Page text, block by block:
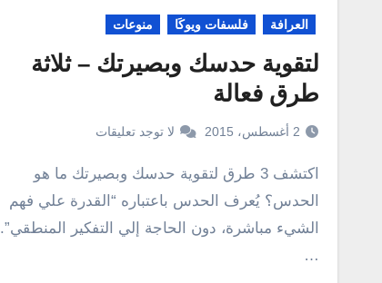
العرافة فلسفات ويوكَا منوعات
لتقوية حدسك وبصيرتك – ثلاثة
طرق فعالة
2 أغسطس، 2015 لا توجد تعليقات
اكتشف 3 طرق لتقوية حدسك وبصيرتك ما هو
الحدس؟ يُعرف الحدس باعتباره “القدرة علي فهم
الشيء مباشرة، دون الحاجة إلي التفكير المنطقي”.
…